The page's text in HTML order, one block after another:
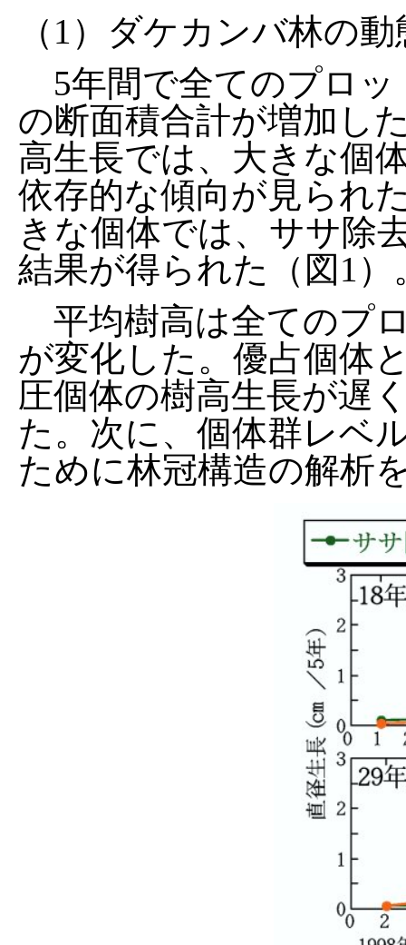
（1）ダケカンバ林の動
5年間で全てのプロッ
の断面積合計が増加し
高生長では、大きな個
依存的な傾向が見られ
きな個体では、ササ除
結果が得られた（図1）
平均樹高は全てのプ
が変化した。優占個体
圧個体の樹高生長が遅
た。次に、個体群レベ
ために林冠構造の解析